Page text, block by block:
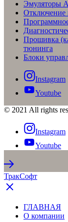
Эмуляторы
Отключение
Прошивка
тюнинга
Блоки
Instagram
Youtube
© 2021 All rights
Instagram
Youtube
ТракСофт
ГЛАВНАЯ
О компании